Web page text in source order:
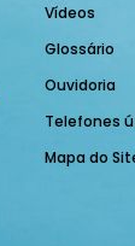
Vídeos
Glossário
Ouvidoria
Telefones
Mapa do